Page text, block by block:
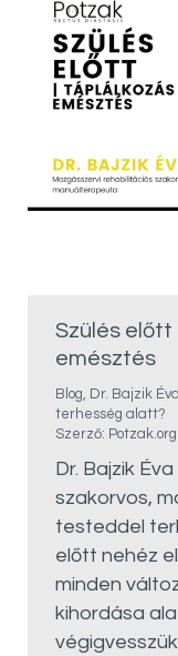
Szülés előtt
emésztés
Blog, Dr. Bajzik
terhesség alatt?
Szerző: Potzak.org
Dr. Bajzik
szakorvos,
testeddel
előtt nehéz
minden
kihordása